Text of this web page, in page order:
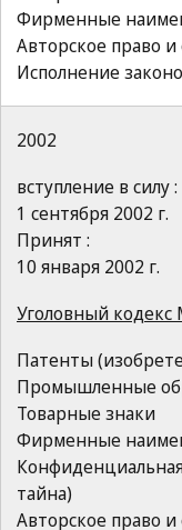
Фирменные
Авторское право
Исполнение
2002
вступление в силу :
1 сентября 2002 г.
Принят :
10 января 2002 г.
Уголовный кодекс
Патенты
Промышленные
Товарные знаки
Фирменные
тайна)
Авторское право